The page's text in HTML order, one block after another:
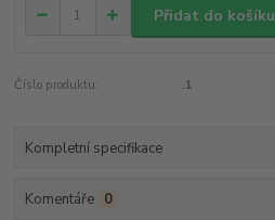
Přidat do košíku
Číslo produktu: .1
Kompletní specifikace
Komentáře 0